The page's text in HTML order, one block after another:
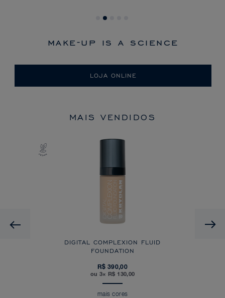
make-up is a science
LOJA ONLINE
MAIS VENDIDOS
Previous
DIGITAL COMPLEXION FLUID
FOUNDATION
R$ 390,00
ou 3× R$ 130,00
mais cores